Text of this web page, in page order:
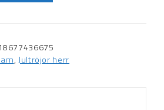
, Jultröjor herr